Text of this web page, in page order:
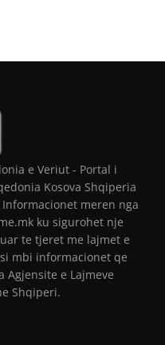
e Veriut - Portal i
Kosova Shqiperia
meren nga
ku sigurohet nje
te tjeret me lajmet e
mbi informacionet qe
Agjensite e Lajmeve
Shqiperi.